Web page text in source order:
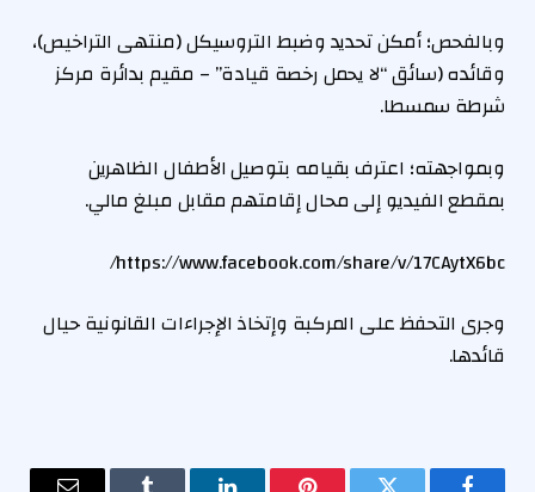
وبالفحص؛ أمكن تحديد وضبط التروسيكل (منتهى التراخيص)،
وقائده (سائق “لا يحمل رخصة قيادة” – مقيم بدائرة مركز
شرطة سمسطا.
وبمواجهته؛ اعترف بقيامه بتوصيل الأطفال الظاهرين
بمقطع الفيديو إلى محال إقامتهم مقابل مبلغ مالي.
https://www.facebook.com/share/v/17CAytX6bc/
وجرى التحفظ على المركبة وإتخاذ الإجراءات القانونية حيال
قائدها.